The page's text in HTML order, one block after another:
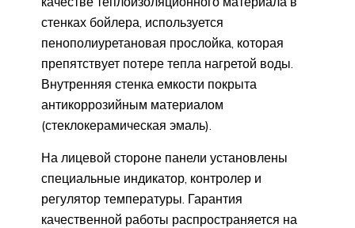
стенках бойлера, используется
пенополиуретановая прослойка, которая
препятствует потере тепла нагретой воды.
Внутренняя стенка емкости покрыта
антикоррозийным материалом
(стеклокерамическая эмаль).
На лицевой стороне панели установлены
специальные индикатор, контролер и
регулятор температуры. Гарантия
качественной работы распространяется на